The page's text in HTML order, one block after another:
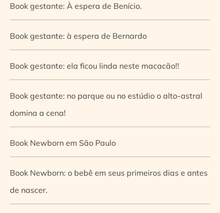
Book gestante: À espera de Benício.
Book gestante: à espera de Bernardo
Book gestante: ela ficou linda neste macacão!!
Book gestante: no parque ou no estúdio o alto-astral
domina a cena!
Book Newborn em São Paulo
Book Newborn: o bebê em seus primeiros dias e antes
de nascer.